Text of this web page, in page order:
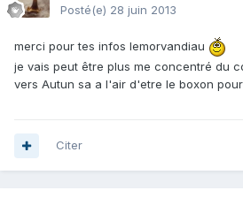
Posté(e) 28 juin 2013
merci pour tes infos lemorvandiau
je vais peut être plus me concentré du
vers Autun sa a l'air d'etre le boxon
Citer